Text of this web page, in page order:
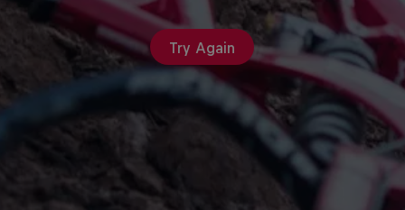
Try Again